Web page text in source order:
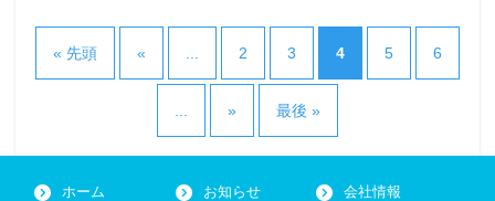
« 先頭 « 2 3 4 5 6
» 最後 »
ホーム お知らせ 会社情報